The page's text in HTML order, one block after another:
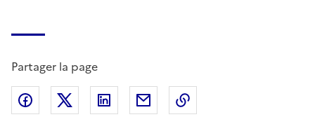
Partager la page
Partager sur Facebook
Partager sur X (anciennement Twitter)
Partager sur LinkedIn
Partager par email